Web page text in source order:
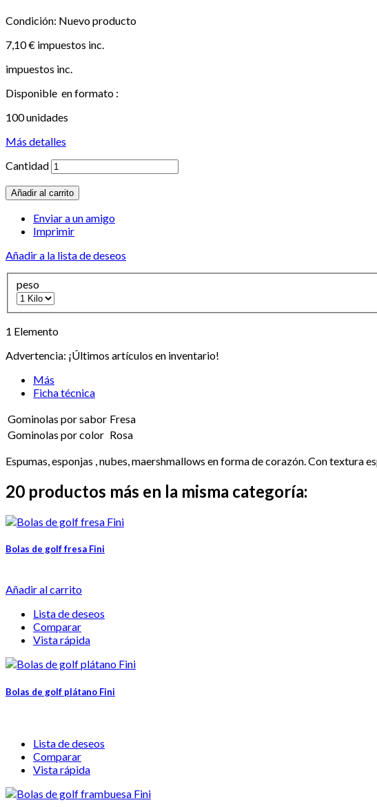
Condición: Nuevo producto
7,10 € impuestos inc.
impuestos inc.
Disponible en formato :
100 unidades
Más detalles
Cantidad
Añadir al carrito
Enviar a un amigo
Imprimir
Añadir a la lista de deseos
peso
1 Elemento
Advertencia: ¡Últimos artículos en inventario!
Más
Ficha técnica
Gominolas por sabor Fresa
Gominolas por color Rosa
Espumas, esponjas , nubes, maershmallows en forma de corazón. Con textura
20 productos más en la misma categoría:
Bolas de golf fresa Fini
Añadir al carrito
Lista de deseos
Comparar
Vista rápida
Bolas de golf plátano Fini
Lista de deseos
Comparar
Vista rápida